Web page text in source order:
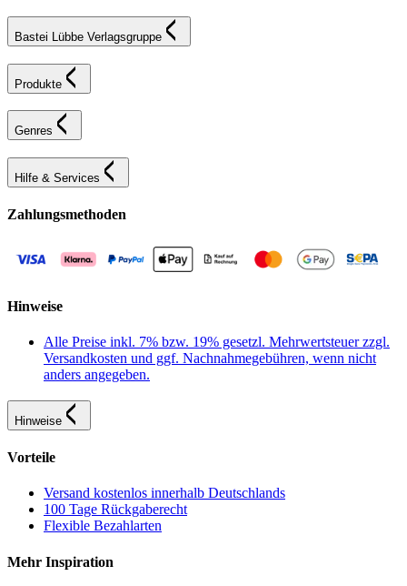
Bastei Lübbe Verlagsgruppe
Produkte
Genres
Hilfe & Services
Zahlungsmethoden
Hinweise
Alle Preise inkl. 7% bzw. 19% gesetzl. Mehrwertsteuer zzgl.
Versandkosten und ggf. Nachnahmegebühren, wenn nicht
anders angegeben.
Hinweise
Vorteile
Versand kostenlos innerhalb Deutschlands
100 Tage Rückgaberecht
Flexible Bezahlarten
Mehr Inspiration